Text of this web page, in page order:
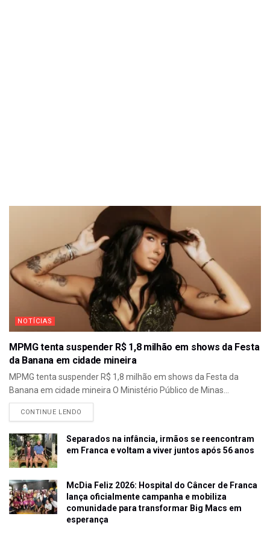
NOTÍCIAS
MPMG tenta suspender R$ 1,8 milhão em shows da Festa
da Banana em cidade mineira
MPMG tenta suspender R$ 1,8 milhão em shows da Festa da
Banana em cidade mineira O Ministério Público de Minas...
CONTINUE LENDO
Separados na infância, irmãos se reencontram
em Franca e voltam a viver juntos após 56 anos
McDia Feliz 2026: Hospital do Câncer de Franca
lança oficialmente campanha e mobiliza
comunidade para transformar Big Macs em
esperança